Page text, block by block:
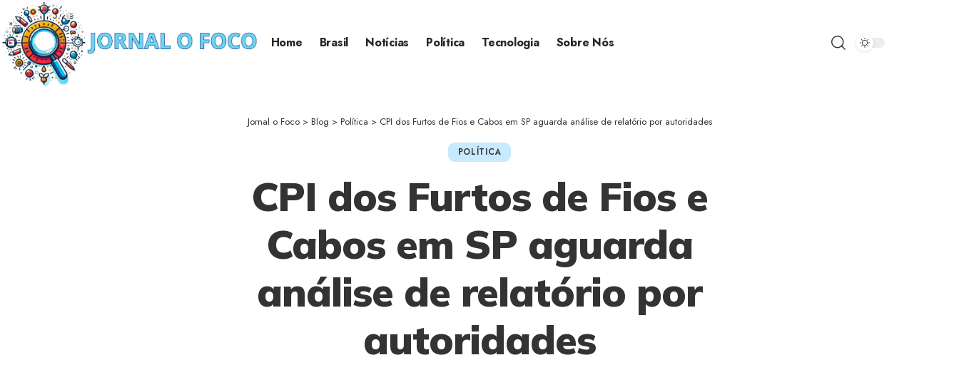
Home Brasil Notícias Política Tecnologia Sobre Nós
Jornal o Foco> Blog > Política > CPI dos Furtos de Fios e Cabos em SP aguarda análise de relatório por autoridades
POLÍTICA
CPI dos Furtos de Fios e
Cabos em SP aguarda
análise de relatório por
autoridades